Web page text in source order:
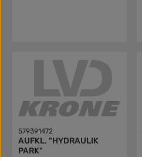
579391472
AUFKL. "HYDRAULIK
PARK"